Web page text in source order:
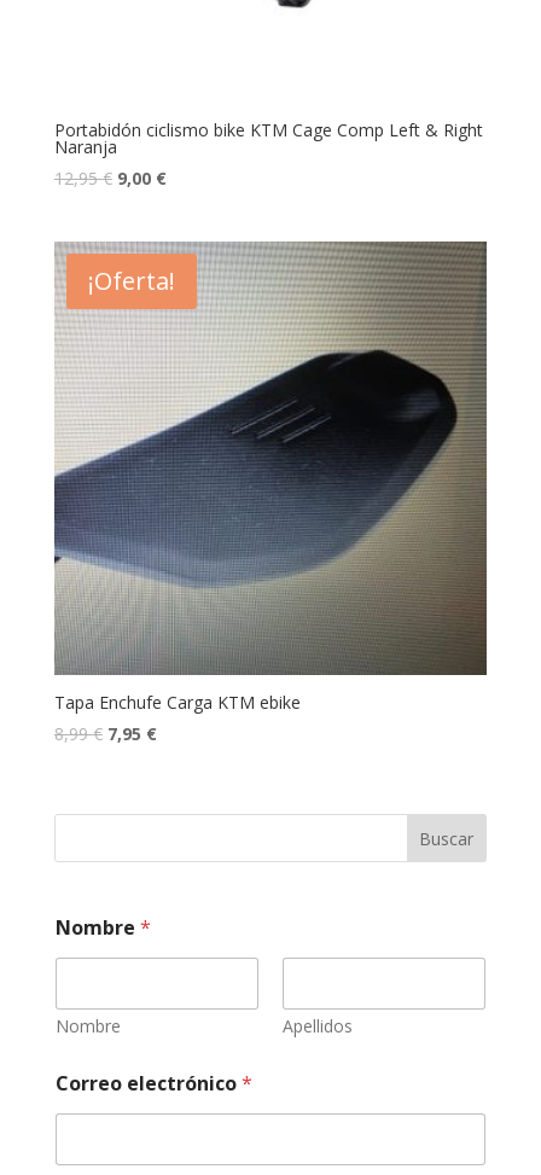
Portabidón ciclismo bike KTM Cage Comp Left & Right
Naranja
12,95€ 9,00 €
¡Oferta!
Tapa Enchufe Carga KTM ebike
8,99€ 7,95 €
Buscar
*
e
Nombre *
Nombre Apellidos
Correo electrónico*